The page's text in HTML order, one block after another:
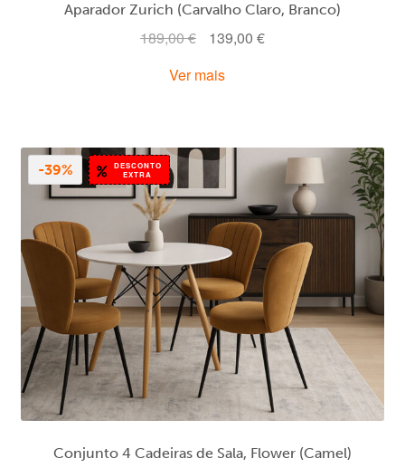
Aparador Zurich (Carvalho Claro, Branco)
189,00€
O
original
139,00 €O
Ver mais
DESCONTO
EXTRA
Conjunto 4 Cadeiras de Sala, Flower (Camel)
-39%